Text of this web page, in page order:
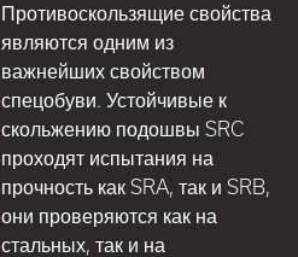
Противоскользящие свойства
являются одним из
важнейших свойством
спецобуви. Устойчивые к
скольжению подошвы SRC
проходят испытания на
прочность как SRA, так и SRB,
они проверяются как на
стальных, так и на